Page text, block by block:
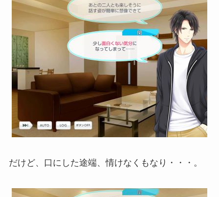
だけど、口にした途端、情けなくもなり・・・。